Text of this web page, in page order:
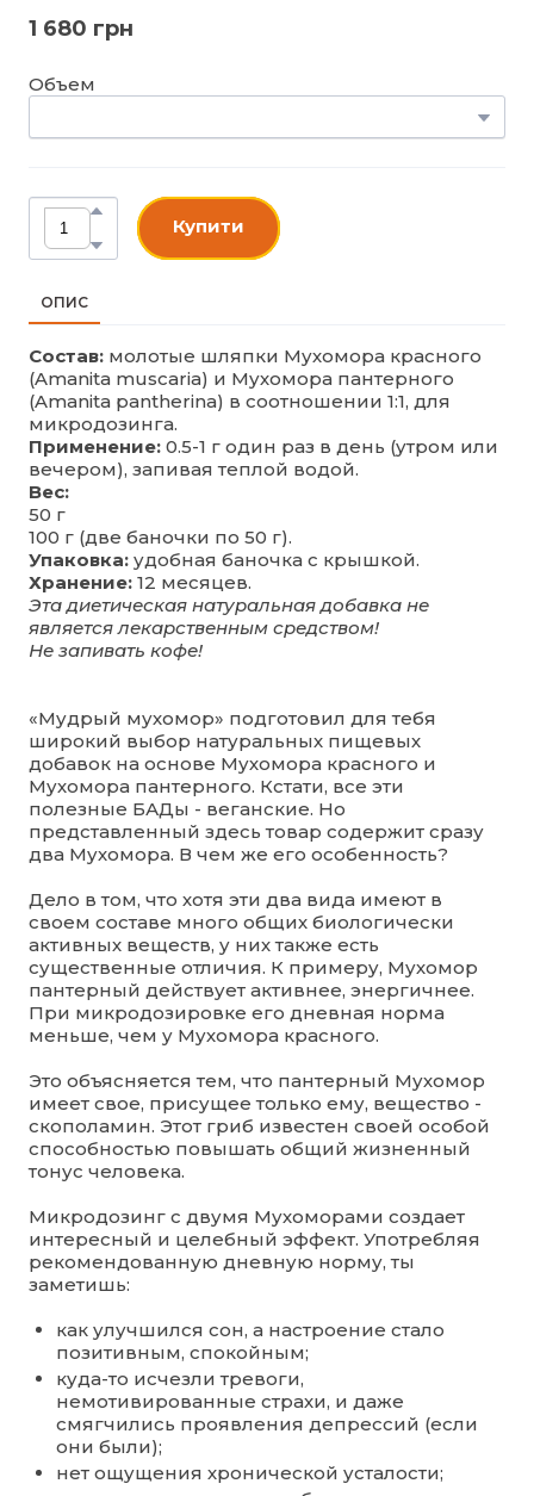
1 680 грн
Объем
Купити
ОПИС
Состав: молотые шляпки Мухомора красного
(Amanita muscaria) и Мухомора пантерного
(Amanita pantherina) в соотношении 1:1, для
микродозинга.
Применение: 0.5-1 г один раз в день (утром или
вечером), запивая теплой водой.
Вес:
50 г
100 г (две баночки по 50 г).
Упаковка: удобная баночка с крышкой.
Хранение: 12 месяцев.
Эта диетическая натуральная добавка не
является лекарственным средством!
Не запивать кофе!
«Мудрый мухомор» подготовил для тебя
широкий выбор натуральных пищевых
добавок на основе Мухомора красного и
Мухомора пантерного. Кстати, все эти
полезные БАДы - веганские. Но
представленный здесь товар содержит сразу
два Мухомора. В чем же его особенность?
Дело в том, что хотя эти два вида имеют в
своем составе много общих биологически
активных веществ, у них также есть
существенные отличия. К примеру, Мухомор
пантерный действует активнее, энергичнее.
При микродозировке его дневная норма
меньше, чем у Мухомора красного.
Это объясняется тем, что пантерный Мухомор
имеет свое, присущее только ему, вещество -
скополамин. Этот гриб известен своей особой
способностью повышать общий жизненный
тонус человека.
Микродозинг с двумя Мухоморами создает
интересный и целебный эффект. Употребляя
рекомендованную дневную норму, ты
заметишь:
как улучшился сон, а настроение стало
позитивным, спокойным;
куда-то исчезли тревоги,
немотивированные страхи, и даже
смягчились проявления депрессий (если
они были);
нет ощущения хронической усталости;